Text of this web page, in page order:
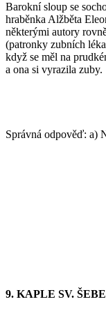
Barokní sloup se
hraběnka Alžběta
některými autory
(patronky zubních
když se měl na
a ona si vyrazila zuby.
Správná odpověď: a)
9. KAPLE SV.